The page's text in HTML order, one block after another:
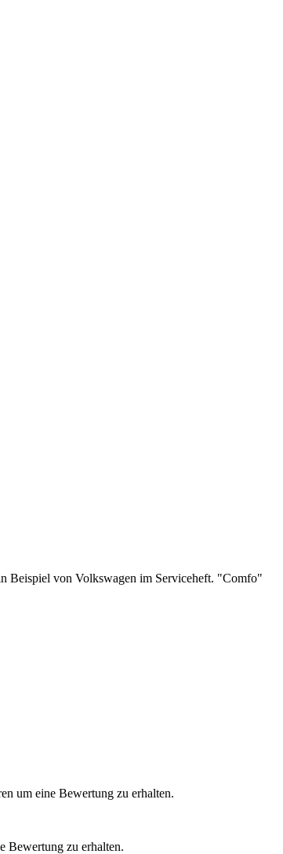
Beispiel von Volkswagen im Serviceheft. "Comfo"
um eine Bewertung zu erhalten.
Bewertung zu erhalten.